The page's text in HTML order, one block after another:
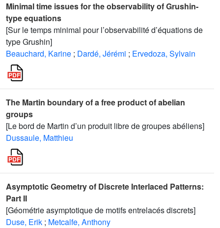
Minimal time issues for the observability of Grushin-
type equations
[Sur le temps minimal pour l’observabilité d’équations de
type Grushin]
Beauchard, Karine ; Dardé, Jérémi ; Ervedoza, Sylvain
The Martin boundary of a free product of abelian
groups
[Le bord de Martin d’un produit libre de groupes abéliens]
Dussaule, Matthieu
Asymptotic Geometry of Discrete Interlaced Patterns:
Part II
[Géométrie asymptotique de motifs entrelacés discrets]
Duse, Erik ; Metcalfe, Anthony